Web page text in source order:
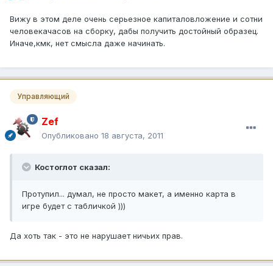
Вижу в этом деле очень серьезное капиталовложение и сотни
человекачасов на сборку, дабы получить достойный образец.
Иначе,кмк, нет смысла даже начинать.
Управляющий
Zef
Опубликовано 18 августа, 2011
Костоглот сказал:
Протупил... думал, не просто макет, а именно карта в
игре будет с табличкой )))
Да хоть так - это не нарушает ничьих прав.